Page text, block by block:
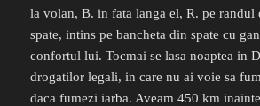
la volan, B. in fata langa el, R. pe
spate, intins pe bancheta din spate cu
confortul lui. Tocmai se lasa noaptea in
drogatilor legali, in care nu ai voie sa
daca fumezi iarba. Aveam 450 km